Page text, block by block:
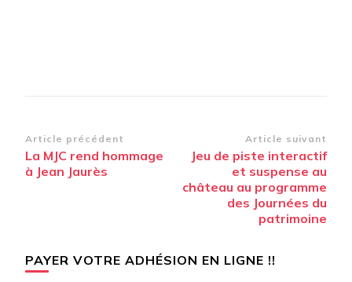
Navigation
d’article
Article précédent
La MJC rend hommage
à Jean Jaurès
Article suivant
Jeu de piste interactif
et suspense au
château au programme
des Journées du
patrimoine
PAYER VOTRE ADHÉSION EN LIGNE !!